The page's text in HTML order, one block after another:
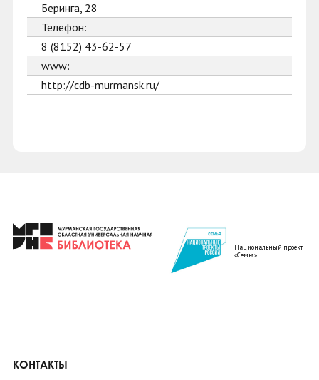
Беринга, 28
Телефон:
8 (8152) 43-62-57
www:
http://cdb-murmansk.ru/
Национальный проект
«Семья»
КОНТАКТЫ